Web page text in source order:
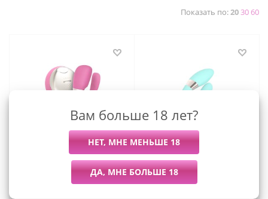
Показать по:203060
Lelo Tiani 3 - Вибратор для
пар с дистанционным
управлением
руб./шт
Lelo Tiani Harmony -
вибратор для пар
18 455руб.
Вам больше 18 лет?